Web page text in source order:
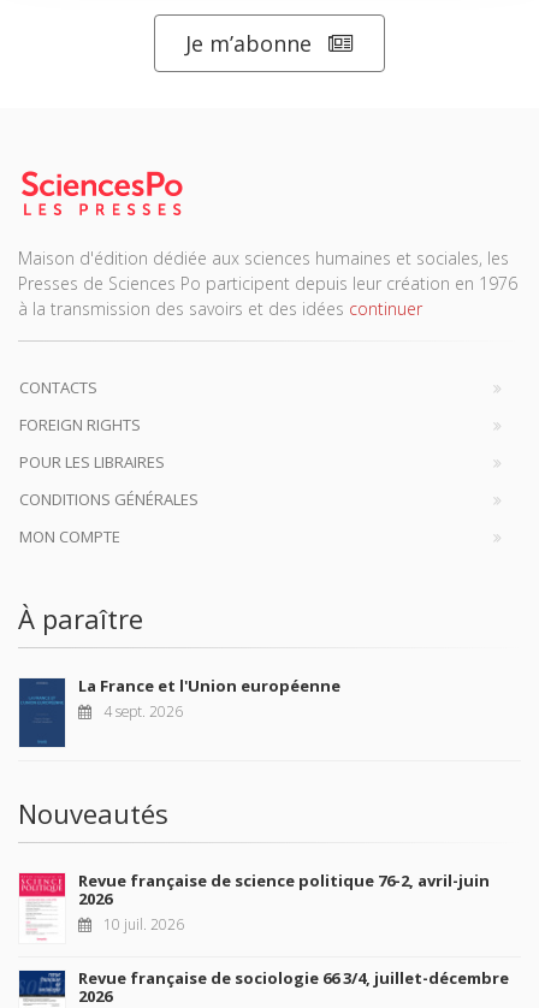
Je m’abonne
Maison d'édition dédiée aux sciences humaines et sociales, les
Presses de Sciences Po participent depuis leur création en 1976
à la transmission des savoirs et des idées continuer
CONTACTS
FOREIGN RIGHTS
POUR LES LIBRAIRES
CONDITIONS GÉNÉRALES
MON COMPTE
À paraître
La France et l'Union européenne
4 sept. 2026
Nouveautés
Revue française de science politique 76-2, avril-juin
2026
10 juil. 2026
Revue française de sociologie 66 3/4, juillet-décembre
2026